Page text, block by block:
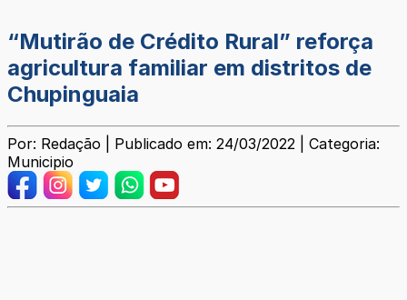
“Mutirão de Crédito Rural” reforça
agricultura familiar em distritos de
Chupinguaia
Por: Redação | Publicado em: 24/03/2022 | Categoria:
Municipio